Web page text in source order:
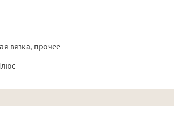
вязка, прочее